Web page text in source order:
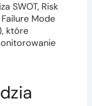
SWOT, Risk
Mode
które